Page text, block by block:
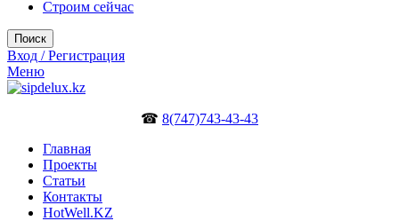
Строим сейчас
Поиск
Вход / Регистрация
Меню
☎ 8(747)743-43-43
Главная
Проекты
Статьи
Контакты
HotWell.KZ